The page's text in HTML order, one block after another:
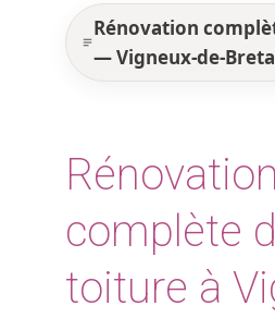
Rénovation
— Vigneux-de-
Rénovation
complète
toiture à